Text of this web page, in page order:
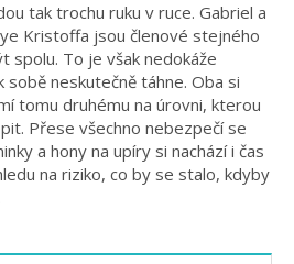
tak trochu ruku v ruce. Gabriel a
Kristoffa jsou členové stejného
spolu. To je však nedokáže
neskutečně táhne. Oba si
tomu druhému na úrovni, kterou
Přese všechno nebezpečí se
a hony na upíry si nachází i čas
na riziko, co by se stalo, kdyby